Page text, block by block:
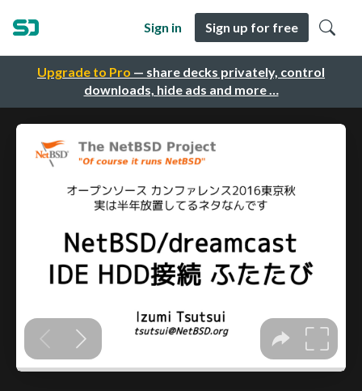
Upgrade to Pro — share decks privately, control
downloads, hide ads and more …
Sign in Sign up for free